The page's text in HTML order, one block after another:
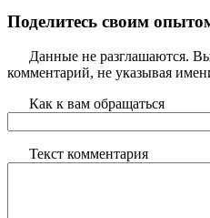
Поделитесь своим
Данные не разглашаются.
комментарий, не указывая
Как к вам обращаться
Текст комментария